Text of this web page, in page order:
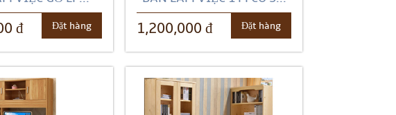
đ Đặt hàng 1,200,000 đ Đặt hàng